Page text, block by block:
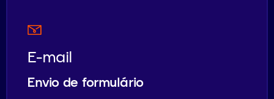
E-mail
Envio de formulário